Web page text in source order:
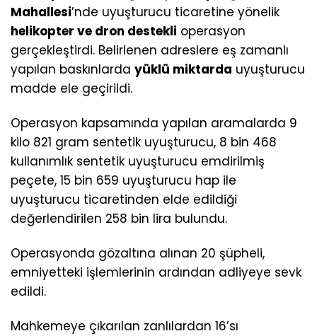
Mahallesi’nde uyuşturucu ticaretine yönelik
helikopter ve dron destekli operasyon
gerçekleştirdi. Belirlenen adreslere eş zamanlı
yapılan baskınlarda yüklü miktarda uyuşturucu
madde ele geçirildi.
Operasyon kapsamında yapılan aramalarda 9
kilo 821 gram sentetik uyuşturucu, 8 bin 468
kullanımlık sentetik uyuşturucu emdirilmiş
peçete, 15 bin 659 uyuşturucu hap ile
uyuşturucu ticaretinden elde edildiği
değerlendirilen 258 bin lira bulundu.
Operasyonda gözaltına alınan 20 şüpheli,
emniyetteki işlemlerinin ardından adliyeye sevk
edildi.
Mahkemeye çıkarılan zanlılardan 16’sı